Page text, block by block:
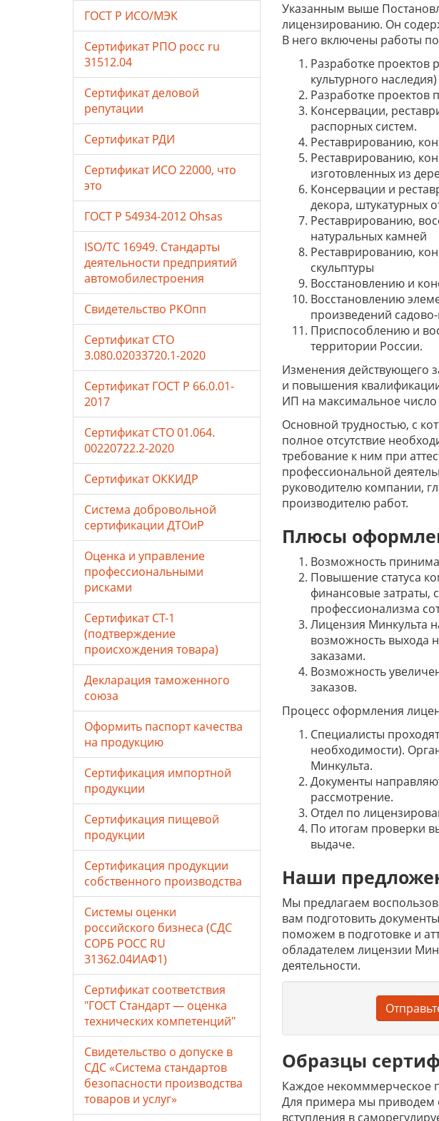
Указанным выше
лицензированию. Он
В него включены работы
Разработке проектов
культурного наследия)
Разработке проектов
Консервации,
распорных систем.
Реставрированию,
Реставрированию,
изготовленных из
Консервации и
декора, штукатурных
Реставрированию,
натуральных камней
Реставрированию,
скульптуры
Восстановлению и
Восстановлению
произведений
Приспособлению и
территории России.
Изменения действующего
и повышения
ИП на максимальное число
Основной трудностью, с
полное отсутствие
требование к ним при
профессиональной
руководителю компании,
производителю работ.
Плюсы
Возможность
Повышение статуса
финансовые затраты,
профессионализма
Лицензия Минкульта
возможность выхода
заказами.
Возможность
заказов.
Процесс оформления
Специалисты
необходимости).
Минкульта.
Документы
рассмотрение.
Отдел по
По итогам проверки
выдаче.
Наши
Мы предлагаем
вам подготовить
поможем в подготовке и
обладателем лицензии
деятельности.
Образцы
Каждое некомммерческое
Для примера мы приводем
вступления в
ГОСТ Р ИСО/МЭК
Сертификат РПО росс ru
31512.04
Сертификат деловой
репутации
Сертификат РДИ
Сертификат ИСО 22000, что
это
ГОСТ Р 54934-2012 Ohsas
ISO/TC 16949. Стандарты
деятельности предприятий
автомобилестроения
Свидетельство РКОпп
Сертификат СТО
3.080.02033720.1-2020
Сертификат ГОСТ Р 66.0.01-
2017
Сертификат СТО 01.064.
00220722.2-2020
Сертификат ОККИДР
Система добровольной
сертификации ДТОиР
Оценка и управление
профессиональными
рисками
Сертификат СТ-1
(подтверждение
происхождения товара)
Декларация таможенного
союза
Оформить паспорт качества
на продукцию
Сертификация импортной
продукции
Сертификация пищевой
продукции
Сертификация продукции
собственного производства
Системы оценки
российского бизнеса (СДС
СОРБ РОСС RU
31362.04ИАФ1)
Сертификат соответствия
"ГОСТ Стандарт — оценка
технических компетенций"
Свидетельство о допуске в
СДС «Система стандартов
безопасности производства
товаров и услуг»